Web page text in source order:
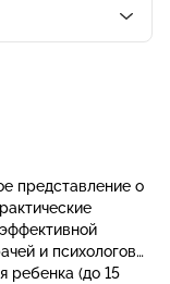
представление о
и психологов
ребенка (до 15